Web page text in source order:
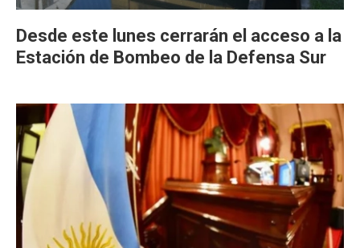
Desde este lunes cerrarán el acceso a la
Estación de Bombeo de la Defensa Sur